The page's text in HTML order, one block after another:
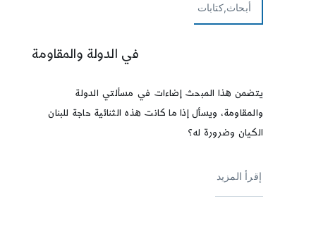
أبحاث,كتابات
في الدولة والمقاومة
يتضمن هذا المبحث إضاءات في مسألتي الدولة
والمقاومة، ويسأل إذا ما كانت هذه الثنائية حاجة للبنان
الكيان وضرورة له؟
إقرأ المزيد